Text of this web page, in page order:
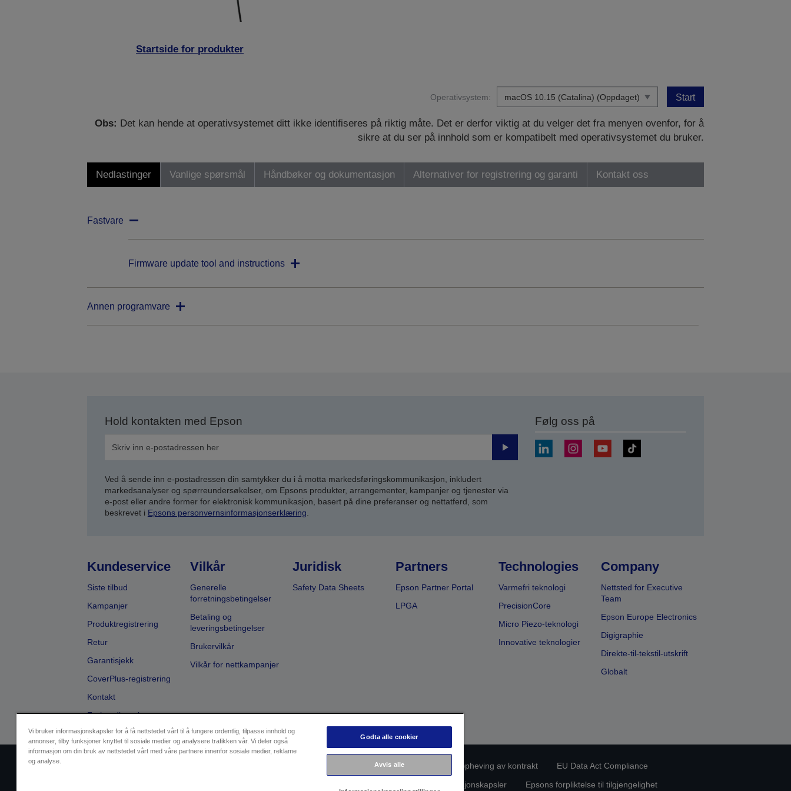
Startside for produkter
Operativsystem: Start
Obs: Det kan hende at operativsystemet ditt ikke identifiseres på riktig måte. Det er derfor viktig at du velger det fra menyen ovenfor, for å
sikre at du ser på innhold som er kompatibelt med operativsystemet du bruker.
Nedlastinger Vanlige spørsmål Håndbøker og dokumentasjon Alternativer for registrering og garanti Kontakt oss
Fastvare
Firmware update tool and instructions
Annen programvare
Hold kontakten med Epson
Send
Ved å sende inn e-postadressen din samtykker du i å motta markedsføringskommunikasjon, inkludert
markedsanalyser og spørreundersøkelser, om Epsons produkter, arrangementer, kampanjer og tjenester via
e-post eller andre former for elektronisk kommunikasjon, basert på dine preferanser og nettatferd, som
beskrevet i Epsons personvernsinformasjonserklæring.
Følg oss på
Kundeservice
Siste tilbud
Kampanjer
Produktregistrering
Retur
Garantisjekk
CoverPlus-registrering
Kontakt
Forhandlersøk
Vilkår
Generelle
forretningsbetingelser
Betaling og
leveringsbetingelser
Brukervilkår
Vilkår for nettkampanjer
Juridisk
Safety Data Sheets
Partners
Epson Partner Portal
LPGA
Technologies
Varmefri teknologi
PrecisionCore
Micro Piezo-teknologi
Innovative teknologier
Company
Nettsted for Executive
Team
Epson Europe Electronics
Digigraphie
Direkte-til-tekstil-utskrift
Globalt
Personvernerklæring Oppheving av kontrakt
EU Data Act Compliance
Informasjon om informasjonskapsler Epsons forpliktelse til tilgjengelighet
Vi bruker informasjonskapsler for å få nettstedet vårt til å fungere ordentlig, tilpasse innhold og
annonser, tilby funksjoner knyttet til sosiale medier og analysere trafikken vår. Vi deler også
informasjon om din bruk av nettstedet vårt med våre partnere innenfor sosiale medier, reklame
og analyse.
Godta alle cookier
Avvis alle